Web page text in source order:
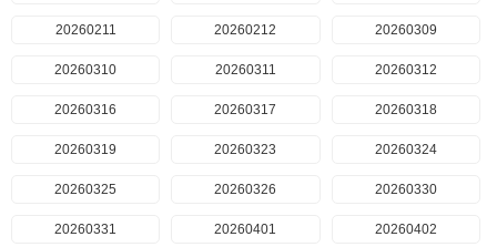
20260211 20260212 20260309
20260310 20260311 20260312
20260316 20260317 20260318
20260319 20260323 20260324
20260325 20260326 20260330
20260331 20260401 20260402